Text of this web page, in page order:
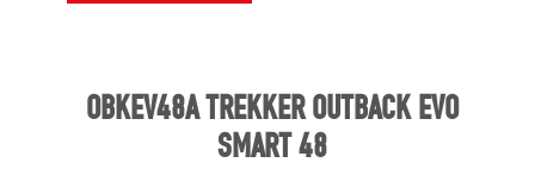
OBKEV48A TREKKER OUTBACK EVO
SMART 48